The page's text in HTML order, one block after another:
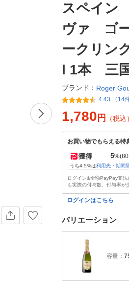
スペイン
ヴァ ゴ
ークリ
l 1本 三
ブランド： Roger
4.43 （14
1,780 円 （税込）
お買い物でもらえる特
獲得 5%
うち4.5%は利用先・期間
ログイン&全額PayPay支
も実際の付与数、付与率が
ログインはこちら
バリエーション
容量：